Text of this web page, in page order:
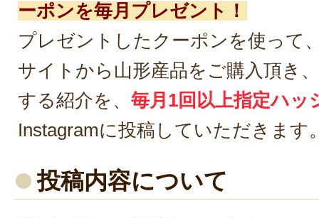
ーポンを毎月プレゼント！
プレゼントしたクーポンを使って
サイトから山形産品をご購入頂き
する紹介を、 毎月1回以上指定ハッ
Instagramに投稿していただきます
投稿内容について